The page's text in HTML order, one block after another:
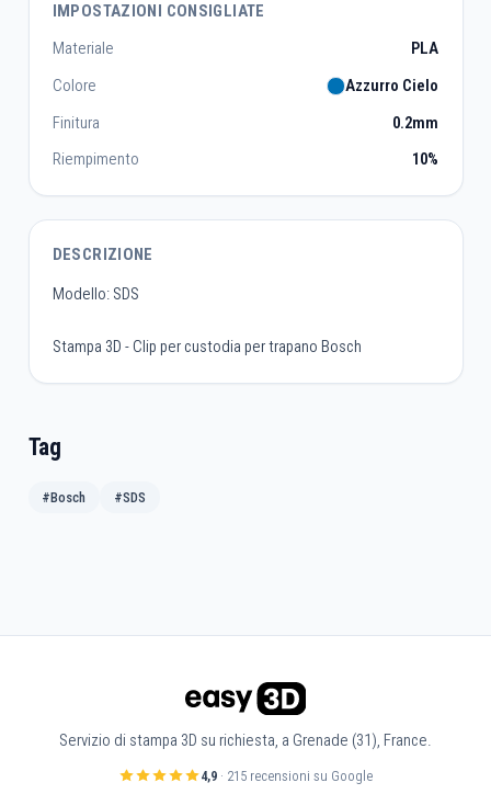
IMPOSTAZIONI CONSIGLIATE
Materiale
PLA
Colore
Azzurro Cielo
Finitura
0.2mm
Riempimento
10%
DESCRIZIONE
Modello: SDS
Stampa 3D - Clip per custodia per trapano Bosch
Tag
#Bosch #SDS
Servizio di stampa 3D su richiesta, a Grenade (31), France.
4,9· 215 recensioni su Google